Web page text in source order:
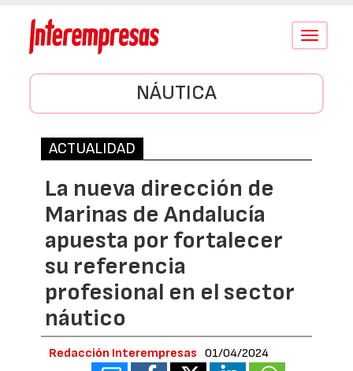
Conmutar
NÁUTICA
ACTUALIDAD
La nueva dirección de
Marinas de Andalucía
apuesta por fortalecer
su referencia
profesional en el sector
náutico
Redacción Interempresas 01/04/2024